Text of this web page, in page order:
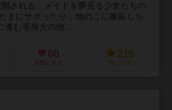
される、メイドを夢見る少女たちの
まにサボったり…他のこに嫉妬しち
進む等身大の物...
60
お気に入り
215
持ってる